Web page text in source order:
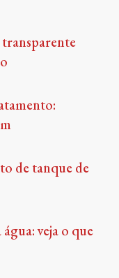
de tanque de
veja o que